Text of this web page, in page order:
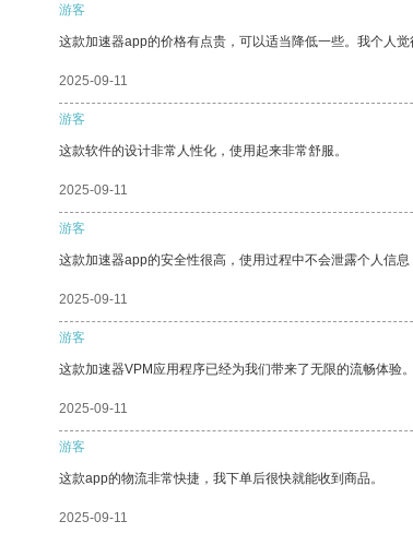
游客
这款加速器app的价格有点贵，可以适当降低一些。我个人
2025-09-11
游客
这款软件的设计非常人性化，使用起来非常舒服。
2025-09-11
游客
这款加速器app的安全性很高，使用过程中不会泄露个人信息
2025-09-11
游客
这款加速器VPM应用程序已经为我们带来了无限的流畅体验。
2025-09-11
游客
这款app的物流非常快捷，我下单后很快就能收到商品。
2025-09-11